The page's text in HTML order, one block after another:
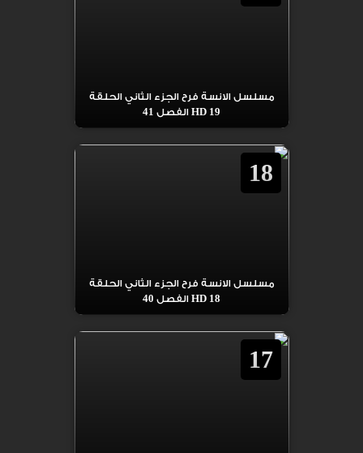
مسلسل الانسة فرح الجزء الثاني الحلقة
19 HD الفصل 41
18
مسلسل الانسة فرح الجزء الثاني الحلقة
18 HD الفصل 40
17